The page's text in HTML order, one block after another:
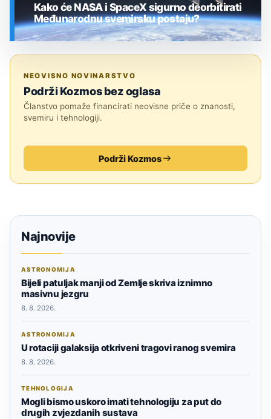
Kako će NASA i SpaceX sigurno deorbitirati
Međunarodnu svemirsku postaju?
NEOVISNO NOVINARSTVO
Podrži Kozmos bez oglasa
Članstvo pomaže financirati neovisne priče o znanosti,
svemiru i tehnologiji.
Podrži Kozmos
Najnovije
ASTRONOMIJA
Bijeli patuljak manji od Zemlje skriva iznimno
masivnu jezgru
8. 8. 2026.
ASTRONOMIJA
U rotaciji galaksija otkriveni tragovi ranog svemira
8. 8. 2026.
TEHNOLOGIJA
Mogli bismo uskoro imati tehnologiju za put do
drugih zvjezdanih sustava